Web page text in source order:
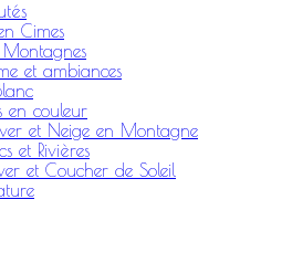
Cimes
Montagnes
et ambiances
en couleur
et Neige en Montagne
et Rivières
et Coucher de Soleil